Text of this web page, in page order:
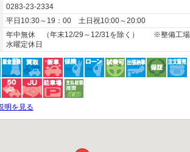
0283-23-2334
平日10:30～19：00 土日祝10:00～20:00
年中無休 （年末12/29～12/31を除く） ※整備工場
水曜定休日
明を見る